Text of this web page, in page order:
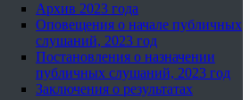
Архив 2023 года
Оповещения о начале публичных
слушаний, 2023 год
Постановления о назначении
публичных слушаний, 2023 год
Заключения о результатах